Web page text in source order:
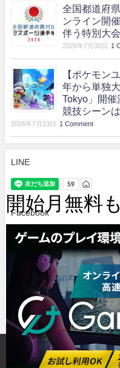
全国都道府
ンライン開
伴う特別大
2026年7月30日 1
【ポケモン
年から単独
Tokyo」開催
競技シーン
2026年7月23日 1 Comment
LINE
Facebook
Twitter
Tweets by e_sports_spirit
eSports魂とは？ 運営会社